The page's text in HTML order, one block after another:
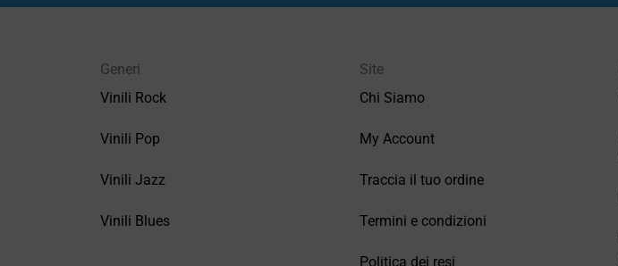
Generi
Vinili Rock
Vinili Pop
Vinili Jazz
Vinili Blues
Site
Chi Siamo
My Account
Traccia il tuo ordine
Termini e condizioni
Politica dei resi